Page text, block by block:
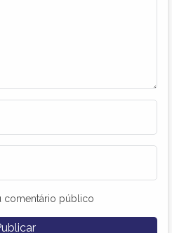
comentário público